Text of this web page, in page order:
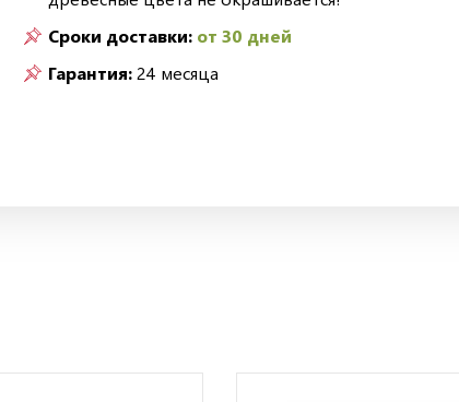
Сроки доставки: от 30 дней
Гарантия:24 месяца